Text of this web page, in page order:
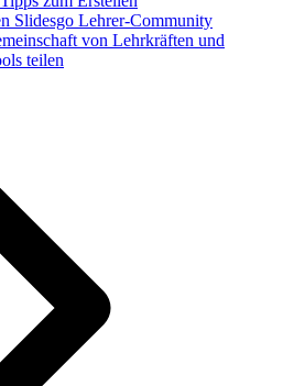
Slidesgo Lehrer-Community
von Lehrkräften und
teilen